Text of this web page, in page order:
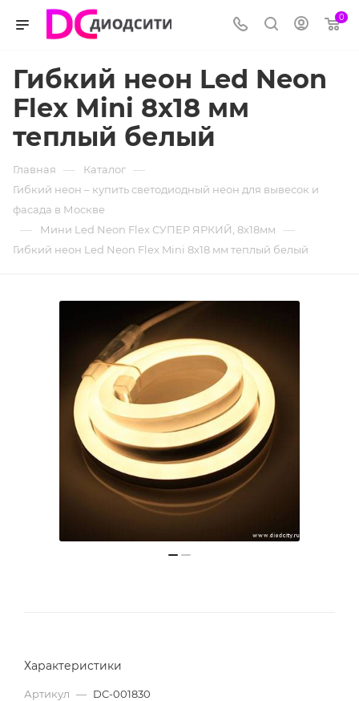
0
Гибкий неон Led Neon
Flex Mini 8x18 мм
теплый белый
Главная — Каталог —
Гибкий неон – купить светодиодный неон для вывесок и
фасада в Москве
— Мини Led Neon Flex СУПЕР ЯРКИЙ, 8х18мм —
Гибкий неон Led Neon Flex Mini 8x18 мм теплый белый
Характеристики
Артикул — DC-001830